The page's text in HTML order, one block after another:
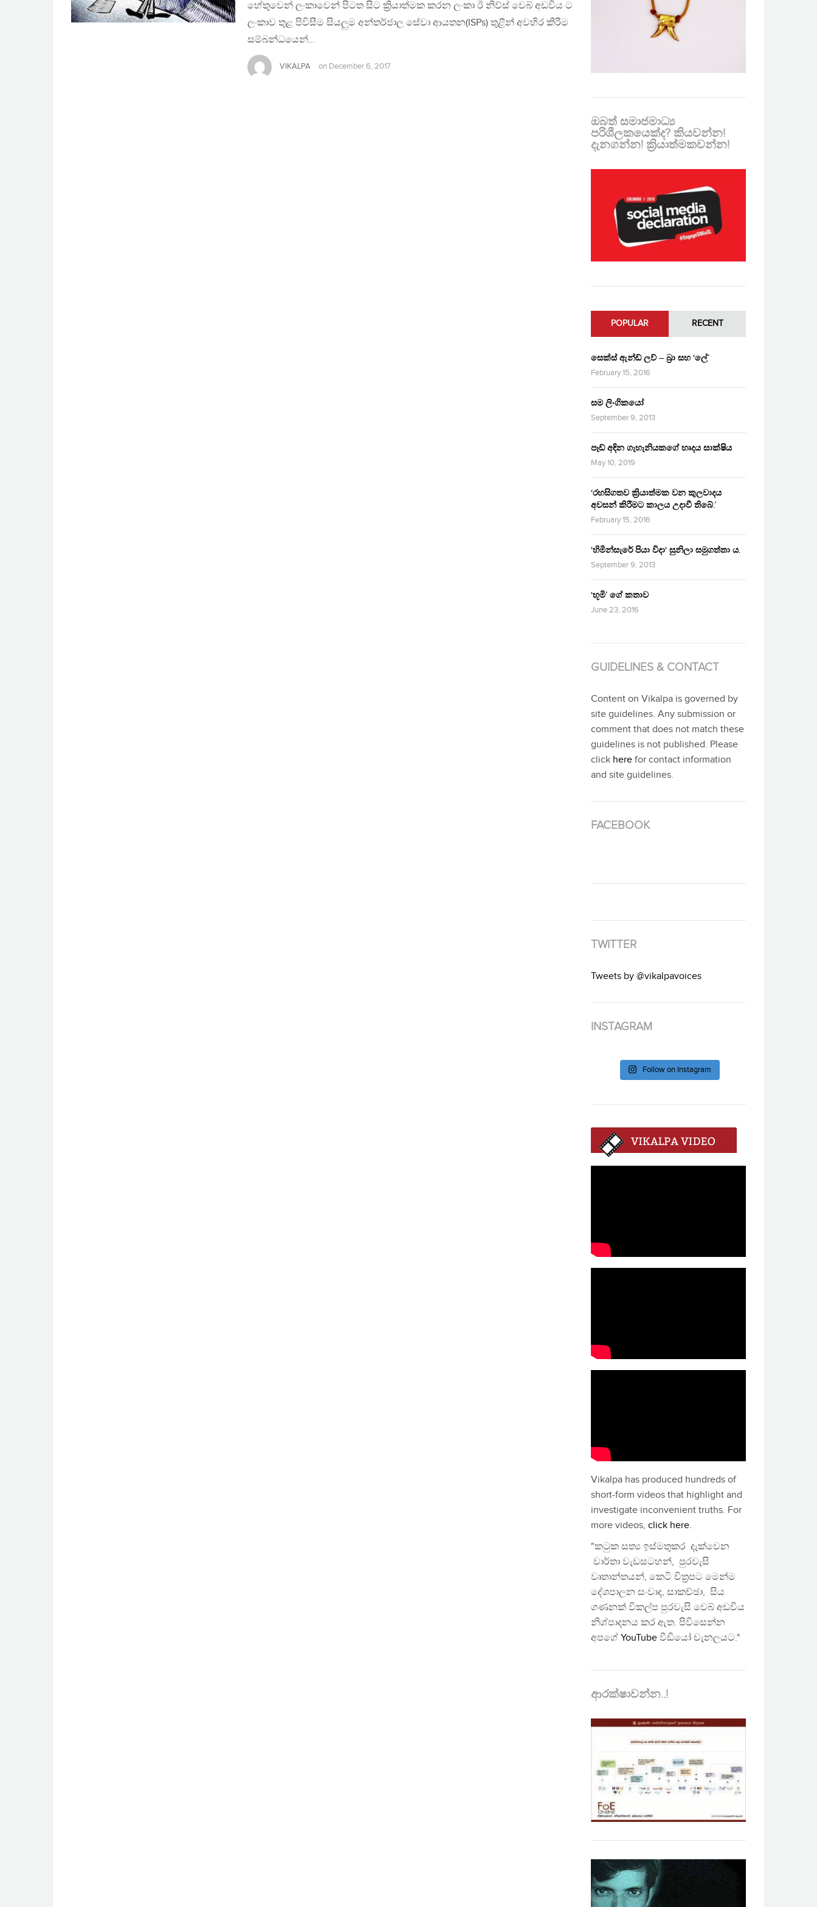
හේතුවෙන් ලංකාවෙන් පිටත සිට ක්‍රියාත්මක කරන ලංකා ඊ නිව්ස් වෙබ් අඩවිය ට
ලංකාව තුළ පිවිසීම සියලුම අන්තර්ජාල සේවා ආයතන(ISPs) තුළින් අවහිර කිරීම
සම්බන්ධයෙන්…
VIKALPA on December 6, 2017
ඔබත් සමාජමාධ්‍ය
පරිශීලකයෙක්ද? කියවන්න!
දැනගන්න! ක්‍රියාත්මකවන්න!
POPULAR RECENT
සෙක්ස් ඇන්ඩ් ලව් – බ්‍රා සහ ‘ලේ’
February 15, 2016
සම ලිංගිකයෝ
September 9, 2013
පෑඩ් අඳින ගැහැනියකගේ හෘදය සාක්ෂිය
May 10, 2019
‘රහසිගතව ක්‍රියාත්මක වන කුලවාදය
අවසන් කිරීමට කාලය උදාවී තිබේ.’
February 15, 2016
‘හිමින්සැරේ පියා විදා‘ සුනිලා සමුගත්තා ය.
September 9, 2013
‘භූමි’ ගේ කතාව
June 23, 2016
GUIDELINES & CONTACT
Content on Vikalpa is governed by
site guidelines. Any submission or
comment that does not match these
guidelines is not published. Please
click here for contact information
and site guidelines.
FACEBOOK
TWITTER
Tweets by @vikalpavoices
INSTAGRAM
Follow on Instagram
Vikalpa has produced hundreds of
short-form videos that highlight and
investigate inconvenient truths. For
more videos, click here.
"කටුක සත්‍ය ඉස්මතුකර දැක්වෙන
වාර්තා වැඩසටහන්, පුරවැසි
වෘතාන්තයන්, කෙටි චිත්‍රපට මෙන්ම
දේශපාලන සංවාද, සාකච්ඡා, සිය
ගණනක් විකල්ප පුරවැසි වෙබ් අඩවිය
නිශ්පාදනය කර ඇත. පිවිසෙන්න
අපගේ YouTube වීඩියෝ චැනලයට."
ආරක්ෂාවන්න..!